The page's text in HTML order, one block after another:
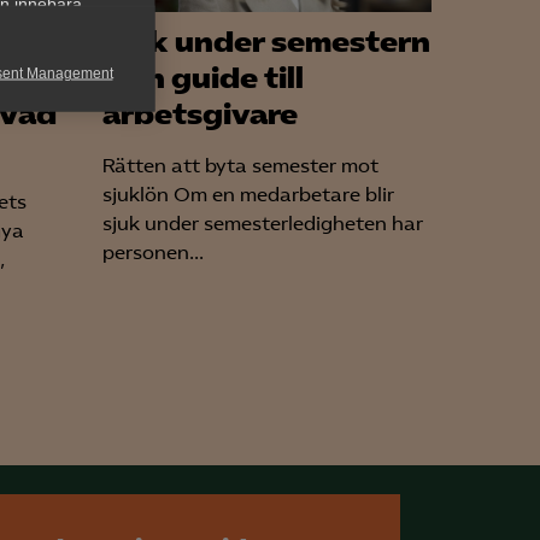
Management
Sjuk under semestern
– en guide till
arbetsgivare
Rätten att byta semester mot
sjuklön Om en medarbetare blir
sjuk under semesterledigheten har
personen...